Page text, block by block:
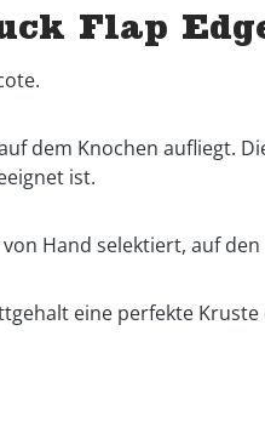
Flap
dem Knochen aufliegt.
ist.
Hand selektiert, auf
eine perfekte